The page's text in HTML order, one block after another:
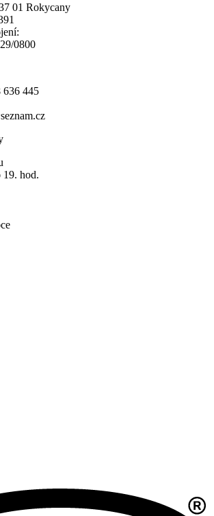
01 Rokycany
0800
636 445
19. hod.